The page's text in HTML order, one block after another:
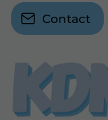
Contact